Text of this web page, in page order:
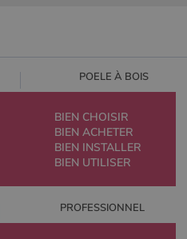
POELE À BOIS
BIEN CHOISIR
BIEN ACHETER
BIEN INSTALLER
BIEN UTILISER
PROFESSIONNEL